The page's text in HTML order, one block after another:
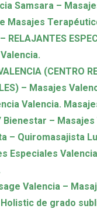
Samsara –
Masajes
RELAJANTES
(CENTRO
– Masajes
Valencia.
Bienestar – Masajes
– Quiromasajista
Especiales
Valencia –
de grado